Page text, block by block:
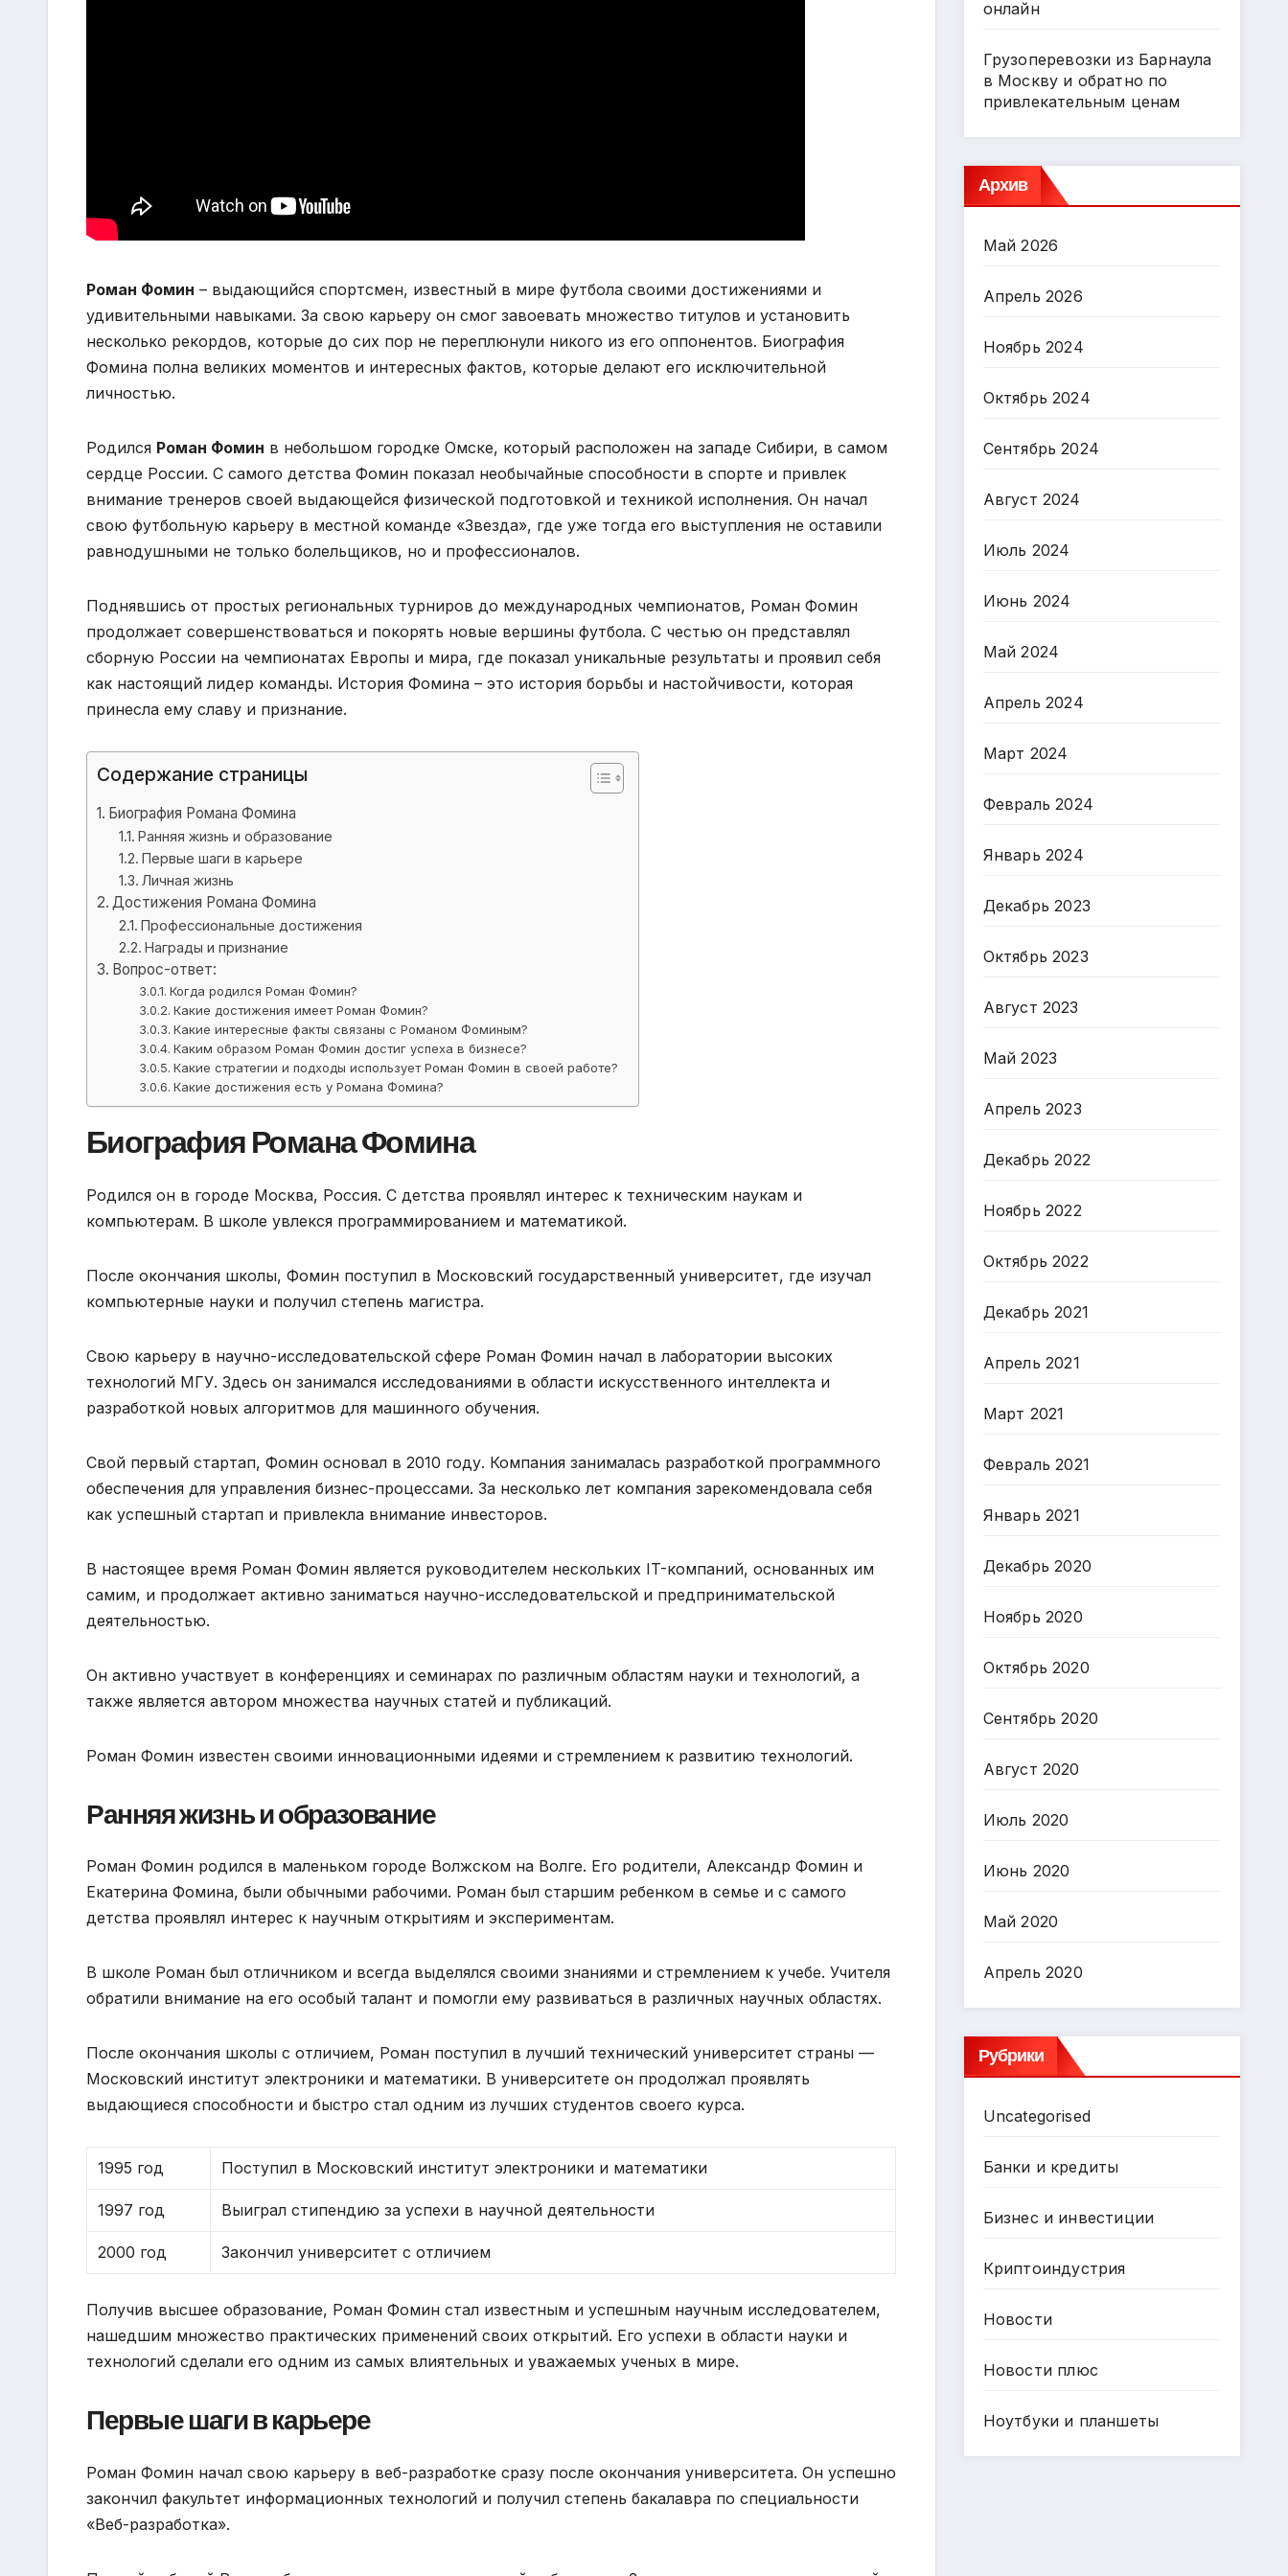
Роман Фомин – выдающийся спортсмен, известный в мире футбола своими достижениями и
удивительными навыками. За свою карьеру он смог завоевать множество титулов и установить
несколько рекордов, которые до сих пор не переплюнули никого из его оппонентов. Биография
Фомина полна великих моментов и интересных фактов, которые делают его исключительной
личностью.
Родился Роман Фомин в небольшом городке Омске, который расположен на западе Сибири, в самом
сердце России. С самого детства Фомин показал необычайные способности в спорте и привлек
внимание тренеров своей выдающейся физической подготовкой и техникой исполнения. Он начал
свою футбольную карьеру в местной команде «Звезда», где уже тогда его выступления не оставили
равнодушными не только болельщиков, но и профессионалов.
Поднявшись от простых региональных турниров до международных чемпионатов, Роман Фомин
продолжает совершенствоваться и покорять новые вершины футбола. С честью он представлял
сборную России на чемпионатах Европы и мира, где показал уникальные результаты и проявил себя
как настоящий лидер команды. История Фомина – это история борьбы и настойчивости, которая
принесла ему славу и признание.
Содержание страницы
Биография Романа Фомина
Ранняя жизнь и образование
Первые шаги в карьере
Личная жизнь
Достижения Романа Фомина
Профессиональные достижения
Награды и признание
Вопрос-ответ:
Когда родился Роман Фомин?
Какие достижения имеет Роман Фомин?
Какие интересные факты связаны с Романом Фоминым?
Каким образом Роман Фомин достиг успеха в бизнесе?
Какие стратегии и подходы использует Роман Фомин в своей работе?
Какие достижения есть у Романа Фомина?
Биография Романа Фомина
Родился он в городе Москва, Россия. С детства проявлял интерес к техническим наукам и
компьютерам. В школе увлекся программированием и математикой.
После окончания школы, Фомин поступил в Московский государственный университет, где изучал
компьютерные науки и получил степень магистра.
Свою карьеру в научно-исследовательской сфере Роман Фомин начал в лаборатории высоких
технологий МГУ. Здесь он занимался исследованиями в области искусственного интеллекта и
разработкой новых алгоритмов для машинного обучения.
Свой первый стартап, Фомин основал в 2010 году. Компания занималась разработкой программного
обеспечения для управления бизнес-процессами. За несколько лет компания зарекомендовала себя
как успешный стартап и привлекла внимание инвесторов.
В настоящее время Роман Фомин является руководителем нескольких IT-компаний, основанных им
самим, и продолжает активно заниматься научно-исследовательской и предпринимательской
деятельностью.
Он активно участвует в конференциях и семинарах по различным областям науки и технологий, а
также является автором множества научных статей и публикаций.
Роман Фомин известен своими инновационными идеями и стремлением к развитию технологий.
Ранняя жизнь и образование
Роман Фомин родился в маленьком городе Волжском на Волге. Его родители, Александр Фомин и
Екатерина Фомина, были обычными рабочими. Роман был старшим ребенком в семье и с самого
детства проявлял интерес к научным открытиям и экспериментам.
В школе Роман был отличником и всегда выделялся своими знаниями и стремлением к учебе. Учителя
обратили внимание на его особый талант и помогли ему развиваться в различных научных областях.
После окончания школы с отличием, Роман поступил в лучший технический университет страны —
Московский институт электроники и математики. В университете он продолжал проявлять
выдающиеся способности и быстро стал одним из лучших студентов своего курса.
1995 год Поступил в Московский институт электроники и математики
1997 год Выиграл стипендию за успехи в научной деятельности
2000 год Закончил университет с отличием
Получив высшее образование, Роман Фомин стал известным и успешным научным исследователем,
нашедшим множество практических применений своих открытий. Его успехи в области науки и
технологий сделали его одним из самых влиятельных и уважаемых ученых в мире.
Первые шаги в карьере
Роман Фомин начал свою карьеру в веб-разработке сразу после окончания университета. Он успешно
закончил факультет информационных технологий и получил степень бакалавра по специальности
«Веб-разработка».
онлайн
Грузоперевозки из Барнаула
в Москву и обратно по
привлекательным ценам
Архив
Май 2026
Апрель 2026
Ноябрь 2024
Октябрь 2024
Сентябрь 2024
Август 2024
Июль 2024
Июнь 2024
Май 2024
Апрель 2024
Март 2024
Февраль 2024
Январь 2024
Декабрь 2023
Октябрь 2023
Август 2023
Май 2023
Апрель 2023
Декабрь 2022
Ноябрь 2022
Октябрь 2022
Декабрь 2021
Апрель 2021
Март 2021
Февраль 2021
Январь 2021
Декабрь 2020
Ноябрь 2020
Октябрь 2020
Сентябрь 2020
Август 2020
Июль 2020
Июнь 2020
Май 2020
Апрель 2020
Рубрики
Uncategorised
Банки и кредиты
Бизнес и инвестиции
Криптоиндустрия
Новости
Новости плюс
Ноутбуки и планшеты